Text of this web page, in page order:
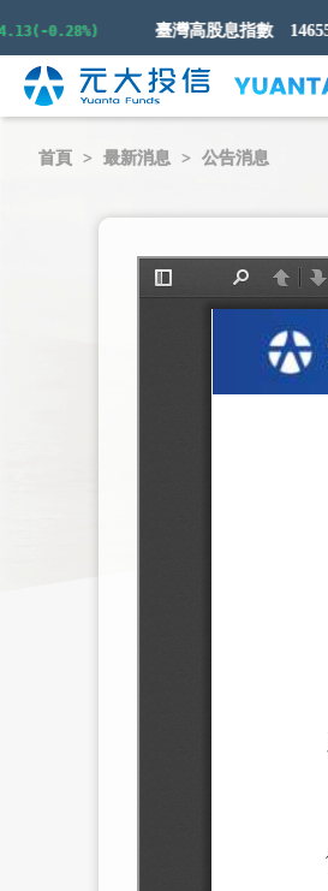
0.28%) 臺灣高股息指數 14655.27
首頁 最新消息 公告消息